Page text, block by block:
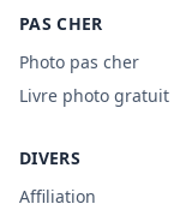
PAS CHER
Photo pas cher
Livre photo gratuit
DIVERS
Affiliation